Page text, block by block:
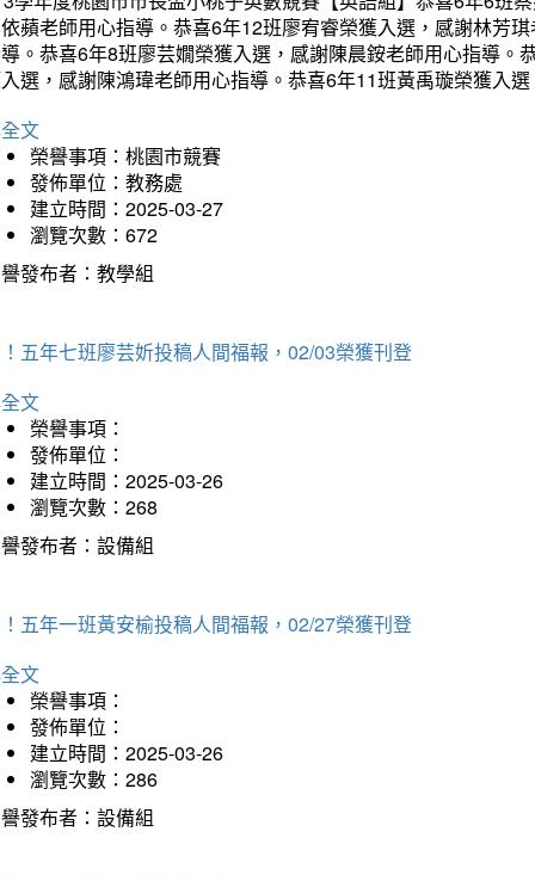
蘋老師用心指導。恭喜6年12班廖宥睿榮獲入選，感謝林芳
。恭喜6年8班廖芸嫺榮獲入選，感謝陳晨銨老師用心指導
選，感謝陳鴻瑋老師用心指導。恭喜6年11班黃禹璇榮獲入
文
榮譽事項：桃園市競賽
發佈單位：教務處
建立時間：2025-03-27
瀏覽次數：672
發布者：教學組
五年七班廖芸妡投稿人間福報，02/03榮獲刊登
文
榮譽事項：
發佈單位：
建立時間：2025-03-26
瀏覽次數：268
發布者：設備組
五年一班黃安榆投稿人間福報，02/27榮獲刊登
文
榮譽事項：
發佈單位：
建立時間：2025-03-26
瀏覽次數：286
發布者：設備組